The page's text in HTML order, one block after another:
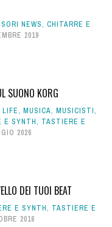
NEWS, CHITARRE E
2019
SUONO KORG
LIFE, MUSICA, MUSICISTI,
E SYNTH, TASTIERE E
2026
DEI TUOI BEAT
E SYNTH, TASTIERE E
2018